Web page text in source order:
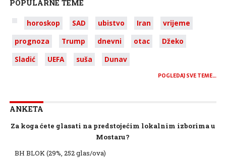
POPULARNE TEME
horoskop SAD ubistvo Iran
vrijeme
prognoza
Trump dnevni otac
Džeko
Sladić
UEFA suša Dunav
POGLEDAJ SVE TEME…
ANKETA
Za koga ćete glasati na predstojećim lokalnim izborima u
Mostaru?
BH BLOK(29%, 252 glas/ova)